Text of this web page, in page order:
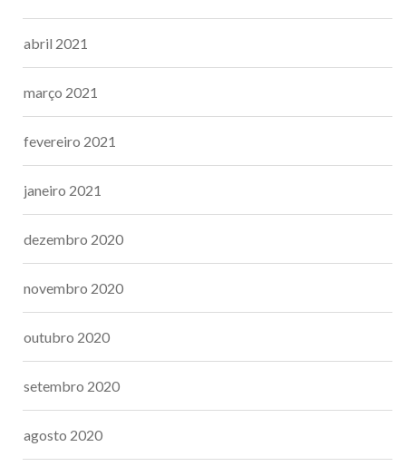
abril 2021
março 2021
fevereiro 2021
janeiro 2021
dezembro 2020
novembro 2020
outubro 2020
setembro 2020
agosto 2020